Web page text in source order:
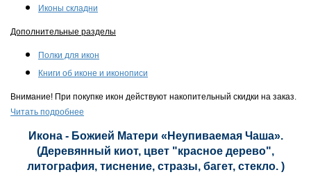
Иконы складни
Дополнительные разделы
Полки для икон
Книги об иконе и иконописи
Внимание! При покупке икон действуют накопительный скидки на заказ.
Читать подробнее
Икона - Божией Матери «Неупиваемая Чаша».
(Деревянный киот, цвет "красное дерево",
литография, тиснение, стразы, багет, стекло. )